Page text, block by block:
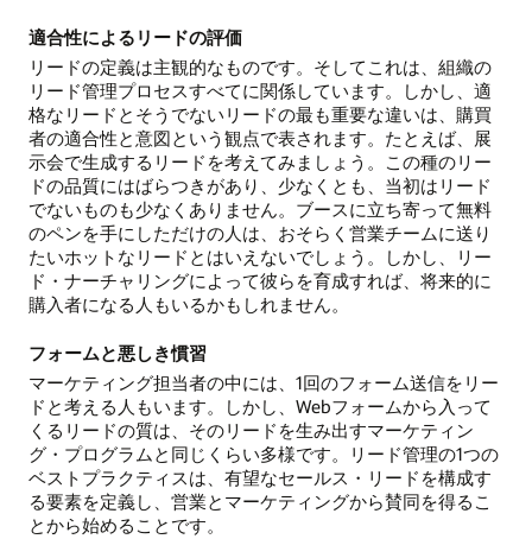
適合性によるリードの評価
リードの定義は主観的なものです。そしてこれは、組織の
リード管理プロセスすべてに関係しています。しかし、適
格なリードとそうでないリードの最も重要な違いは、購買
者の適合性と意図という観点で表されます。たとえば、展
示会で生成するリードを考えてみましょう。この種のリー
ドの品質にはばらつきがあり、少なくとも、当初はリード
でないものも少なくありません。ブースに立ち寄って無料
のペンを手にしただけの人は、おそらく営業チームに送り
たいホットなリードとはいえないでしょう。しかし、リー
ド・ナーチャリングによって彼らを育成すれば、将来的に
購入者になる人もいるかもしれません。
フォームと悪しき慣習
マーケティング担当者の中には、1回のフォーム送信をリー
ドと考える人もいます。しかし、Webフォームから入って
くるリードの質は、そのリードを生み出すマーケティン
グ・プログラムと同じくらい多様です。リード管理の1つの
ベストプラクティスは、有望なセールス・リードを構成す
る要素を定義し、営業とマーケティングから賛同を得るこ
とから始めることです。